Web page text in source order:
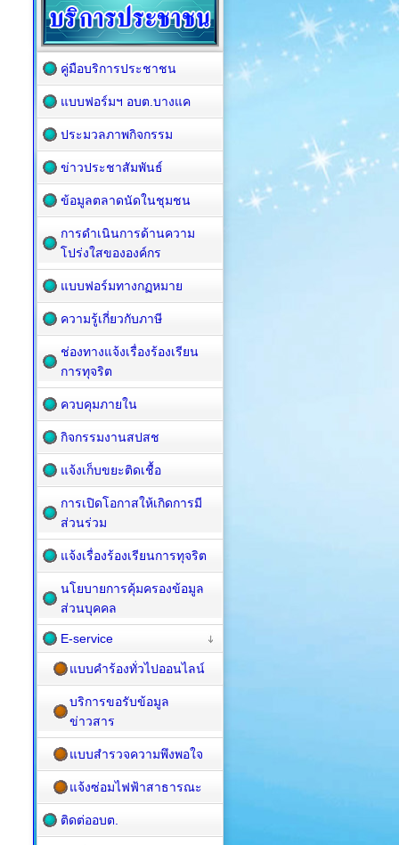
คู่มือบริการประชาชน
แบบฟอร์มฯ อบต.บางแค
ประมวลภาพกิจกรรม
ข่าวประชาสัมพันธ์
ข้อมูลตลาดนัดในชุมชน
การดำเนินการด้านความ
โปร่งใสขององค์กร
แบบฟอร์มทางกฏหมาย
ความรู้เกี่ยวกับภาษี
ช่องทางแจ้งเรื่องร้องเรียน
การทุจริต
ควบคุมภายใน
กิจกรรมงานสปสช
แจ้งเก็บขยะติดเชื้อ
การเปิดโอกาสให้เกิดการมี
ส่วนร่วม
แจ้งเรื่องร้องเรียนการทุจริต
นโยบายการคุ้มครองข้อมูล
ส่วนบุคคล
E-service
แบบคำร้องทั่วไปออนไลน์
บริการขอรับข้อมูล
ข่าวสาร
แบบสำรวจความพึงพอใจ
แจ้งซ่อมไฟฟ้าสาธารณะ
ติดต่ออบต.